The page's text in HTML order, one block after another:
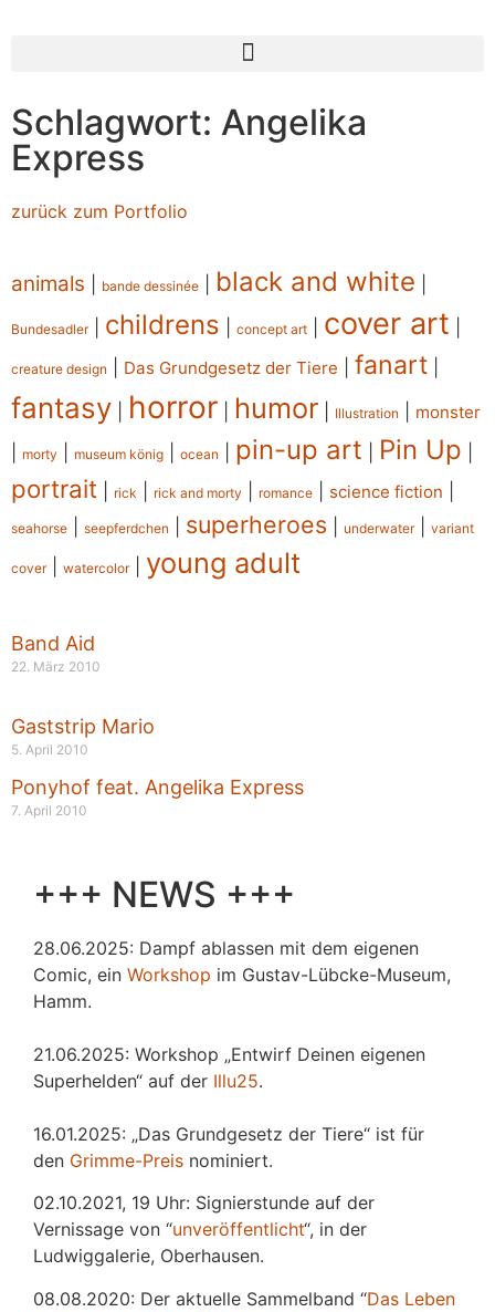
Schlagwort: Angelika
Express
zurück zum Portfolio
animals bande dessinée black and white
Bundesadler| childrens concept art cover art
creature design Das Grundgesetz der Tiere fanart
fantasy horror humor Illustration monster
morty museum könig ocean pin-up art Pin Up
portrait rick rick and morty romance science fiction
seahorse seepferdchen superheroes underwater| variant
cover| watercolor| young adult
Band Aid
22. März 2010
Gaststrip Mario
5. April 2010
Ponyhof feat. Angelika Express
7. April 2010
+++ NEWS +++
28.06.2025: Dampf ablassen mit dem eigenen
Comic, ein Workshop im Gustav-Lübcke-Museum,
Hamm.
21.06.2025: Workshop „Entwirf Deinen eigenen
Superhelden“ auf der Illu25.
16.01.2025: „Das Grundgesetz der Tiere“ ist für
den Grimme-Preis nominiert.
02.10.2021, 19 Uhr: Signierstunde auf der
Vernissage von “unveröffentlicht“, in der
Ludwiggalerie, Oberhausen.
08.08.2020: Der aktuelle Sammelband “Das Leben